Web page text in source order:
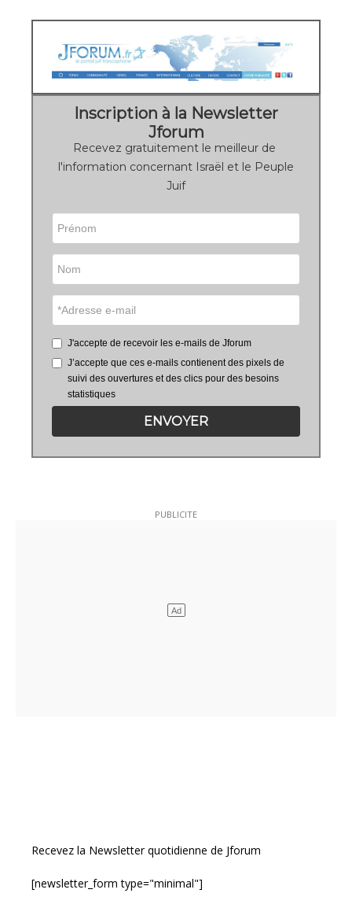
Inscription à la Newsletter
Jforum
Recevez gratuitement le meilleur de
l'information concernant Israël et le Peuple
Juif
J'accepte de recevoir les e-mails de Jforum
J’accepte que ces e-mails contienent des pixels de
suivi des ouvertures et des clics pour des besoins
statistiques
ENVOYER
Recevez la Newsletter quotidienne de Jforum
[newsletter_form type="minimal"]